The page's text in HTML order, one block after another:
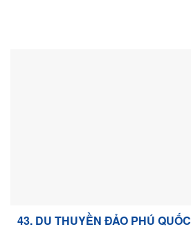
43. DU THUYỀN ĐẢO PHÚ QUỐC